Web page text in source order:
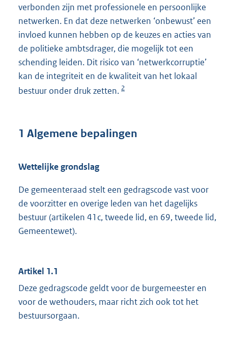
verbonden zijn met professionele en persoonlijke
netwerken. En dat deze netwerken ‘onbewust’ een
invloed kunnen hebben op de keuzes en acties van
de politieke ambtsdrager, die mogelijk tot een
schending leiden. Dit risico van ‘netwerkcorruptie’
kan de integriteit en de kwaliteit van het lokaal
bestuur onder druk zetten. 2
1 Algemene bepalingen
Wettelijke grondslag
De gemeenteraad stelt een gedragscode vast voor
de voorzitter en overige leden van het dagelijks
bestuur (artikelen 41c, tweede lid, en 69, tweede lid,
Gemeentewet).
Artikel 1.1
Deze gedragscode geldt voor de burgemeester en
voor de wethouders, maar richt zich ook tot het
bestuursorgaan.